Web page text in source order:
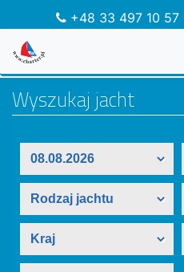
+48 33 497 10 57